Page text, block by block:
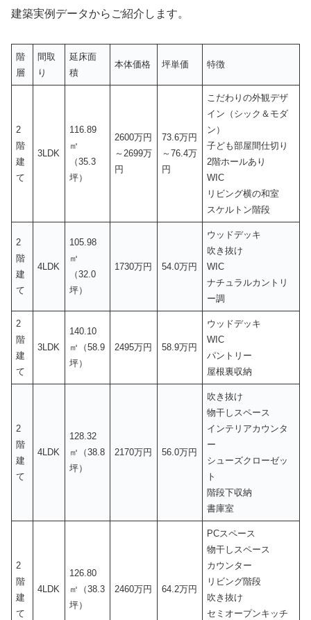
建築実例データからご紹介します。
階
層
間取
り
延床面
積
本体価格 坪単価 特徴
2
階
建
て
3LDK
116.89
㎡
（35.3
坪）
2600万円
～2699万
円
73.6万円
～76.4万
円
こだわりの外観デザ
イン（シック＆モダ
ン）
子ども部屋間仕切り
2階ホールあり
WIC
リビング横の和室
スケルトン階段
2
階
建
て
4LDK
105.98
㎡
（32.0
坪）
1730万円 54.0万円
ウッドデッキ
吹き抜け
WIC
ナチュラルカントリ
ー調
2
階
建
て
3LDK
140.10
㎡（58.9
坪）
2495万円 58.9万円
ウッドデッキ
WIC
パントリー
屋根裏収納
2
階
建
て
4LDK
128.32
㎡（38.8
坪）
2170万円 56.0万円
吹き抜け
物干しスペース
インテリアカウンタ
ー
シューズクローゼッ
ト
階段下収納
書庫室
2
階
建
て
4LDK
126.80
㎡（38.3
坪）
2460万円 64.2万円
PCスペース
物干しスペース
カウンター
リビング階段
吹き抜け
セミオープンキッチ